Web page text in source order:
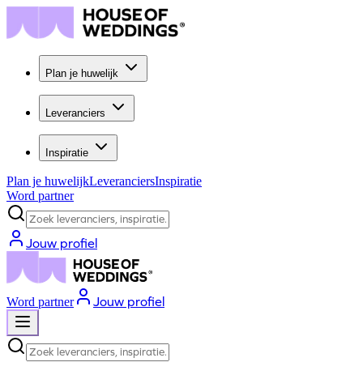
Plan je huwelijk
Leveranciers
Inspiratie
Plan je huwelijkLeveranciersInspiratie
Word partner
Zoek leveranciers, inspiratie...
Jouw profiel
Word partner Jouw profiel
Zoek leveranciers, inspiratie...